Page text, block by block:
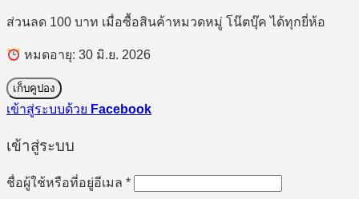
ส่วนลด 100 บาท เมื่อซื้อสินค้าหมวดหมู่ โน๊ตบุ๊ค ได้ทุกยี่ห้อ
หมดอายุ: 30 มิ.ย. 2026
เก็บคูปอง
เข้าสู่ระบบด้วย Facebook
เข้าสู่ระบบ
ชื่อผู้ใช้หรือที่อยู่อีเมล *ต้องการ